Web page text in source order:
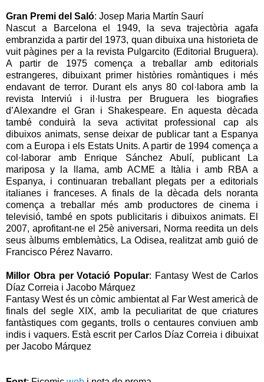
Gran Premi del Saló: Josep Maria Martín Saurí
Nascut a Barcelona el 1949, la seva trajectòria agafa
embranzida a partir del 1973, quan dibuixa una historieta de
vuit pàgines per a la revista Pulgarcito (Editorial Bruguera).
A partir de 1975 comença a treballar amb editorials
estrangeres, dibuixant primer històries romàntiques i més
endavant de terror. Durant els anys 80 col·labora amb la
revista Interviú i il·lustra per Bruguera les biografies
d’Alexandre el Gran i Shakespeare. En aquesta dècada
també conduirà la seva activitat professional cap als
dibuixos animats, sense deixar de publicar tant a Espanya
com a Europa i els Estats Units. A partir de 1994 comença a
col·laborar amb Enrique Sánchez Abulí, publicant La
mariposa y la llama, amb ACME a Itàlia i amb RBA a
Espanya, i continuaran treballant plegats per a editorials
italianes i franceses. A finals de la dècada dels noranta
comença a treballar més amb productores de cinema i
televisió, també en spots publicitaris i dibuixos animats. El
2007, aprofitant-ne el 25è aniversari, Norma reedita un dels
seus àlbums emblemàtics, La Odisea, realitzat amb guió de
Francisco Pérez Navarro.
Millor Obra per Votació Popular: Fantasy West de Carlos
Díaz Correia i Jacobo Márquez
Fantasy West és un còmic ambientat al Far West americà de
finals del segle XIX, amb la peculiaritat de que criatures
fantàstiques com gegants, trolls o centaures conviuen amb
indis i vaquers. Està escrit per Carlos Díaz Correia i dibuixat
per Jacobo Márquez